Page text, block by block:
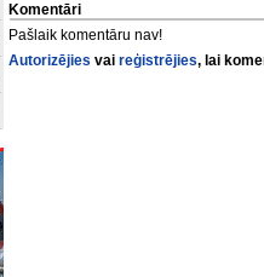
Komentāri
Pašlaik komentāru nav!
Autorizējies vaireģistrējies, lai